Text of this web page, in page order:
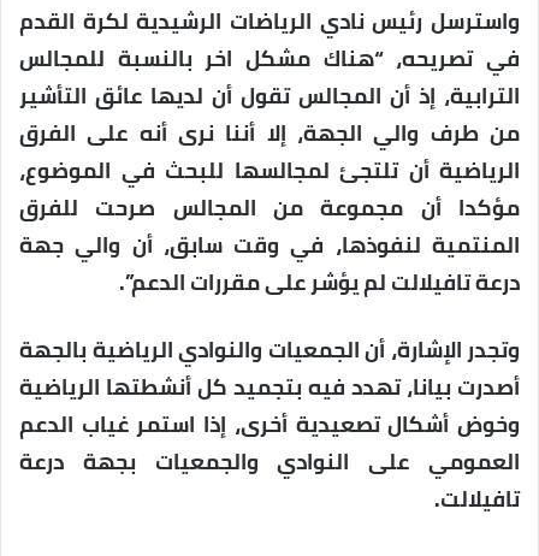
واسترسل رئيس نادي الرياضات الرشيدية لكرة القدم
في تصريحه، “هناك مشكل اخر بالنسبة للمجالس
الترابية، إذ أن المجالس تقول أن لديها عائق التأشير
من طرف والي الجهة، إلا أننا نرى أنه على الفرق
الرياضية أن تلتجئ لمجالسها للبحث في الموضوع،
مؤكدا أن مجموعة من المجالس صرحت للفرق
المنتمية لنفوذها، في وقت سابق، أن والي جهة
درعة تافيلالت لم يؤشر على مقررات الدعم”.
وتجدر الإشارة، أن الجمعيات والنوادي الرياضية بالجهة
أصدرت بيانا، تهدد فيه بتجميد كل أنشطتها الرياضية
وخوض أشكال تصعيدية أخرى، إذا استمر غياب الدعم
العمومي على النوادي والجمعيات بجهة درعة
تافيلالت.